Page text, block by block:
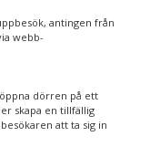
antingen från
webb-
dörren på ett
skapa en tillfällig
att ta sig in